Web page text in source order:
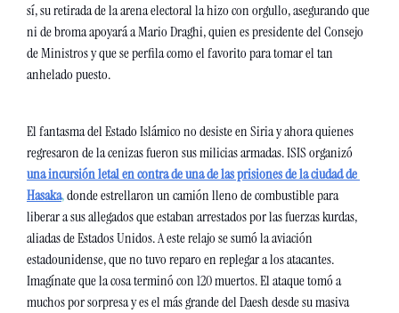
sí, su retirada de la arena electoral la hizo con orgullo, asegurando que
ni de broma apoyará a Mario Draghi, quien es presidente del Consejo
de Ministros y que se perfila como el favorito para tomar el tan
anhelado puesto.
El fantasma del Estado Islámico no desiste en Siria y ahora quienes
una incursión letal en contra de una de las prisiones de la ciudad de
Hasaka, donde estrellaron un camión lleno de combustible para
liberar a sus allegados que estaban arrestados por las fuerzas kurdas,
aliadas de Estados Unidos. A este relajo se sumó la aviación
estadounidense, que no tuvo reparo en replegar a los atacantes.
Imagínate que la cosa terminó con 120 muertos. El ataque tomó a
muchos por sorpresa y es el más grande del Daesh desde su masiva